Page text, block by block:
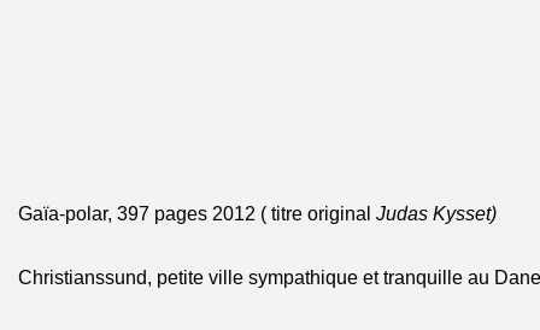
Gaïa-polar, 397 pages 2012 ( titre original Judas Kysset)
Christianssund, petite ville sympathique et tranquille au